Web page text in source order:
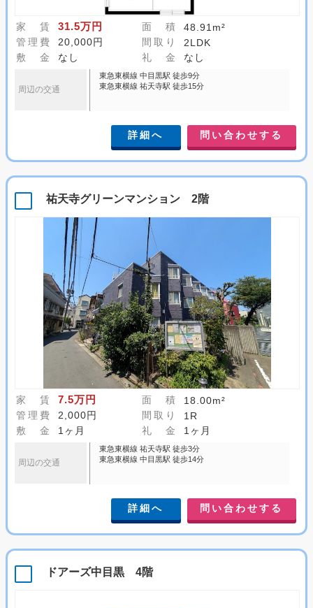
家 賃 31.5万円 面 積
48.91m²
管理費
20,000円 間取り
2LDK
敷 金
なし 礼 金 なし
周辺の交通
東急東横線 中目黒駅 徒歩9分
東急東横線 祐天寺駅 徒歩15分
詳細へ 問い合わせする
祐天寺グリーンマンション 2階
家 賃 7.5万円 面 積
18.00m²
管理費
2,000円 間取り
1R
敷 金
1ヶ月 礼 金 1ヶ月
周辺の交通
東急東横線 祐天寺駅 徒歩3分
東急東横線 中目黒駅 徒歩14分
詳細へ 問い合わせする
ドアーズ中目黒 4階